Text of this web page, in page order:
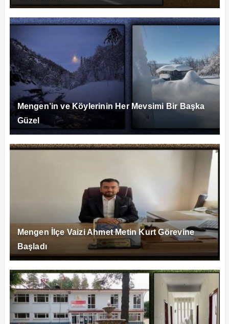
Mengen’in ve Köylerinin Her Mevsimi Bir Başka
Güzel
Mengen İlçe Vaizi Ahmet Metin Kurt Görevine
Başladı